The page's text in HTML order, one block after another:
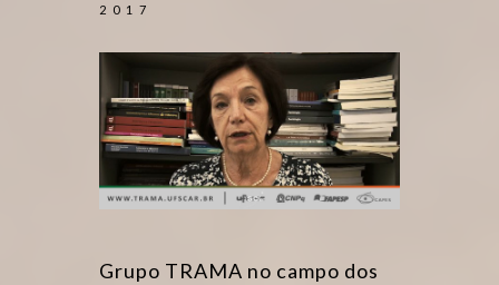
2017
Grupo TRAMA no campo dos